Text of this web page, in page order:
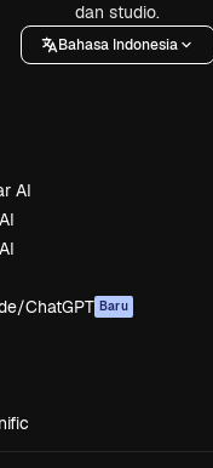
dan studio.
Bahasa Indonesia
AI
ChatGPT Baru